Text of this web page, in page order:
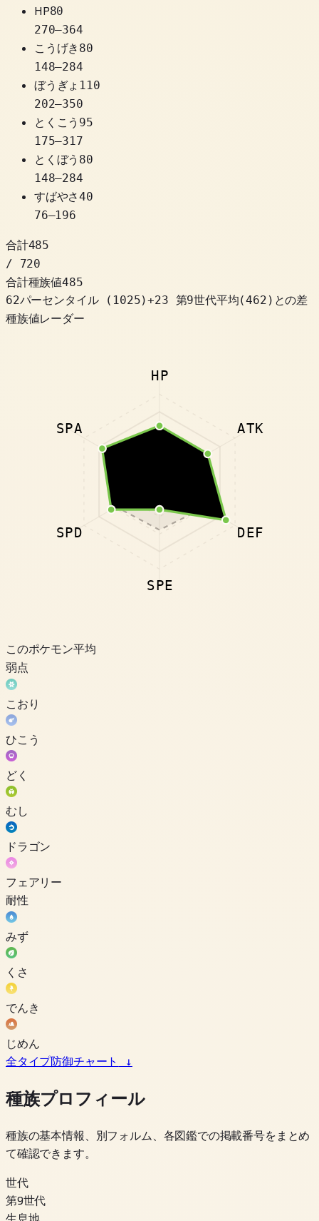
HP80
270–364
こうげき 80
148–284
ぼうぎょ 110
202–350
とくこう 95
175–317
とくぼう 80
148–284
すばやさ40
76–196
合計485
/ 720
合計種族値485
62パーセンタイル
( 1025)+23 第9世代平均(462)との差
種族値レーダー
HP
ATK
DEF
SPE
SPD
SPA
このポケモン平均
弱点
こおり
ひこう
どく
むし
ドラゴン
フェアリー
耐性
みず
くさ
でんき
じめん
全タイプ防御チャート
↓
種族プロフィール
種族の基本情報、別フォルム、各図鑑での掲載番号をまとめ
て確認できます。
世代
第9世代
生息地